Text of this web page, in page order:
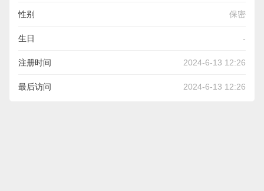
性别 保密
生日 -
注册时间 2024-6-13 12:26
最后访问 2024-6-13 12:26